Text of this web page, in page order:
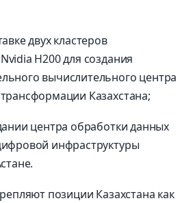
двух кластеров
H200 для создания
вычислительного центра
Казахстана;
центра обработки данных
инфраструктуры
позиции Казахстана как